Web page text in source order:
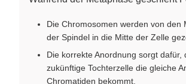
Die Chromosomen werden von den
der Spindel in die Mitte der Zelle
Die korrekte Anordnung sorgt dafür,
zukünftige Tochterzelle die gleiche
Chromatiden bekommt.